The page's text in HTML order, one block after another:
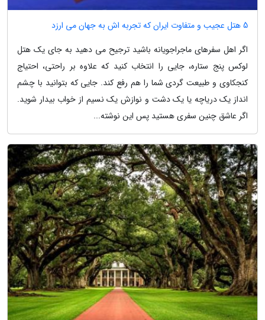
5 هتل عجیب و متفاوت ایران که تجربه اش به جهان می ارزد
اگر اهل سفرهای ماجراجویانه باشید ترجیح می دهید به جای یک هتل
لوکس پنج ستاره، جایی را انتخاب کنید که علاوه بر راحتی، احتیاج
کنجکاوی و طبیعت گردی شما را هم رفع کند. جایی که بتوانید با چشم
انداز یک دریاچه یا یک دشت و نوازش یک نسیم از خواب بیدار شوید.
اگر عاشق چنین سفری هستید پس این نوشته...